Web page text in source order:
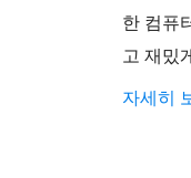
한 컴퓨
고 재밌
자세히